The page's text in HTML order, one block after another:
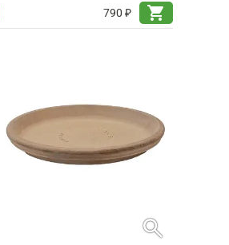
790 ₽
shopping_cart
search